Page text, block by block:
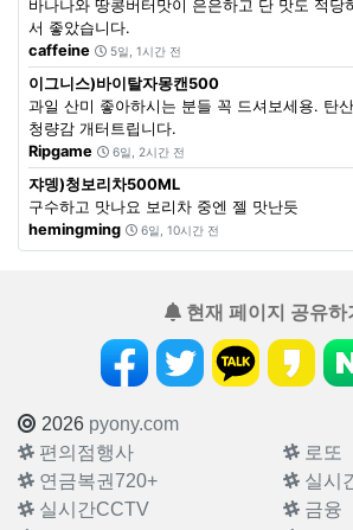
바나나와 땅콩버터맛이 은은하고 단 맛도 적당
서 좋았습니다.
caffeine
5일, 1시간 전
이그니스)바이탈자몽캔500
과일 산미 좋아하시는 분들 꼭 드셔보세용. 탄
청량감 개터트립니다.
Ripgame
6일, 2시간 전
쟈뎅)청보리차500ML
구수하고 맛나요 보리차 중엔 젤 맛난듯
hemingming
6일, 10시간 전
현재 페이지 공유하
2026 pyony.com
편의점행사
로또
연금복권720+
실시
실시간CCTV
금융